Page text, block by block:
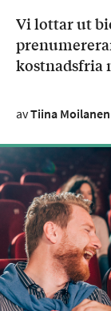
Vi lottar ut
kostnadsfria
avTiina